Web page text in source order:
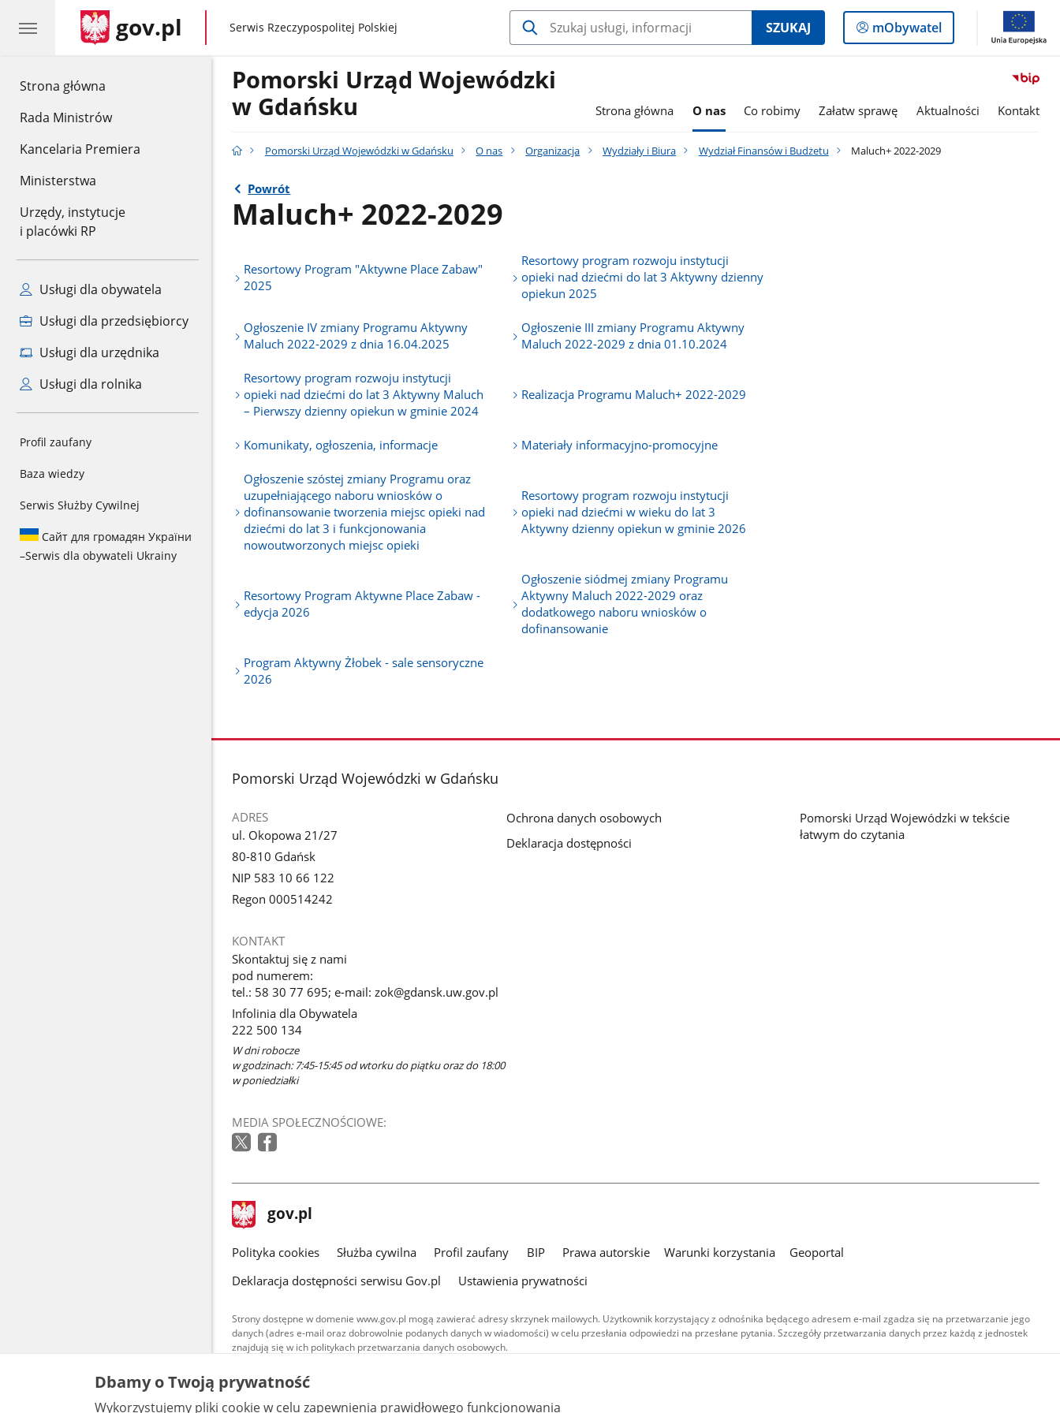
Strona główna
Rada Ministrów
Kancelaria Premiera
Ministerstwa
Urzędy, instytucje
i placówki RP
Usługi dla obywatela
Usługi dla przedsiębiorcy
Usługi dla urzędnika
Usługi dla rolnika
Profil zaufany
Baza wiedzy
Serwis Służby Cywilnej
Сайт для громадян України
–Serwis dla obywateli Ukrainy
gov.pl gov.pl
Serwis Rzeczypospolitej Polskiej SZUKAJ
Logowanie
do
mObywatel
Pomorski Urząd Wojewódzki
w Gdańsku
Strona główna O nas Co robimy Załatw sprawę Aktualności Kontakt
Pomorski Urząd Wojewódzki w Gdańsku O nas Organizacja Wydziały i Biura Wydział Finansów i Budżetu Maluch+ 2022-2029
Powrót
Maluch+ 2022-2029
Resortowy Program "Aktywne Place Zabaw"
2025
Resortowy program rozwoju instytucji
opieki nad dziećmi do lat 3 Aktywny dzienny
opiekun 2025
Ogłoszenie IV zmiany Programu Aktywny
Maluch 2022-2029 z dnia 16.04.2025
Ogłoszenie III zmiany Programu Aktywny
Maluch 2022-2029 z dnia 01.10.2024
Resortowy program rozwoju instytucji
opieki nad dziećmi do lat 3 Aktywny Maluch
– Pierwszy dzienny opiekun w gminie 2024
Realizacja Programu Maluch+ 2022-2029
Komunikaty, ogłoszenia, informacje Materiały informacyjno-promocyjne
Ogłoszenie szóstej zmiany Programu oraz
uzupełniającego naboru wniosków o
dofinansowanie tworzenia miejsc opieki nad
dziećmi do lat 3 i funkcjonowania
nowoutworzonych miejsc opieki
Resortowy program rozwoju instytucji
opieki nad dziećmi w wieku do lat 3
Aktywny dzienny opiekun w gminie 2026
Resortowy Program Aktywne Place Zabaw -
edycja 2026
Ogłoszenie siódmej zmiany Programu
Aktywny Maluch 2022-2029 oraz
dodatkowego naboru wniosków o
dofinansowanie
Program Aktywny Żłobek - sale sensoryczne
2026
stopka
Pomorski Urząd Wojewódzki w Gdańsku
ADRES
ul. Okopowa 21/27
80-810 Gdańsk
NIP 583 10 66 122
Regon 000514242
KONTAKT
Skontaktuj się z nami
pod numerem:
tel.: 58 30 77 695; e-mail: zok@gdansk.uw.gov.pl
Infolinia dla Obywatela
222 500 134
W dni robocze
w godzinach: 7:45-15:45 od wtorku do piątku oraz do 18:00
w poniedziałki
MEDIA SPOŁECZNOŚCIOWE:
Ochrona danych osobowych
Deklaracja dostępności
Pomorski Urząd Wojewódzki w tekście
łatwym do czytania
stopka
gov.pl Strona
gov.pl
gov.pl
Polityka cookies Służba cywilna Profil zaufany BIP Prawa autorskie Warunki korzystania
Geoportal
Deklaracja dostępności serwisu Gov.pl
Ustawienia prywatności
Strony dostępne w domenie www.gov.pl mogą zawierać adresy skrzynek mailowych. Użytkownik korzystający z odnośnika będącego adresem e-mail zgadza się na przetwarzanie jego
danych (adres e-mail oraz dobrowolnie podanych danych w wiadomości) w celu przesłania odpowiedzi na przesłane pytania. Szczegóły przetwarzania danych przez każdą z jednostek
znajdują się w ich politykach przetwarzania danych osobowych.
Treści tekstowe publikowane w serwisie (z wyłączeniem treści audiowizualnych), są
udostępniane na licencji typu Creative Commons: uznanie autorstwa - na tych samych
warunkach 4.0 (CC BY-SA 4.0). Materiały audiowizualne, w tym zdjęcia, materiały audio i wideo,
Dbamy o Twoją prywatność
Wykorzystujemy pliki cookie w celu zapewnienia prawidłowego funkcjonowania